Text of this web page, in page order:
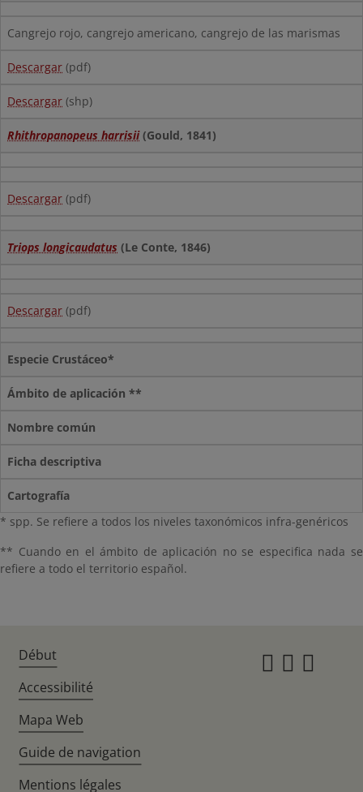
Cangrejo rojo, cangrejo americano, cangrejo de las marismas
Descargar (pdf)
Descargar (shp)
Rhithropanopeus harrisii(Gould, 1841)
Descargar (pdf)
Triops longicaudatus (Le Conte, 1846)
Descargar (pdf)
Especie Crustáceo*
Ámbito de aplicación **
Nombre común
Ficha descriptiva
Cartografía
* spp. Se refiere a todos los niveles taxonómicos infra-genéricos
** Cuando en el ámbito de aplicación no se especifica nada se
refiere a todo el territorio español.
Début
Accessibilité
Mapa Web
Guide de navigation
Mentions légales